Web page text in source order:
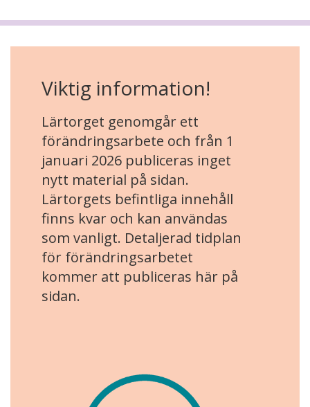
Viktig information!
Lärtorget genomgår ett
förändringsarbete och från 1
januari 2026 publiceras inget
nytt material på sidan.
Lärtorgets befintliga innehåll
finns kvar och kan användas
som vanligt. Detaljerad tidplan
för förändringsarbetet
kommer att publiceras här på
sidan.